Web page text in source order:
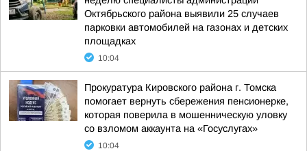
Октябрьского района выявили 25 случаев
парковки автомобилей на газонах и детских
площадках
10:04
Прокуратура Кировского района г. Томска
помогает вернуть сбережения пенсионерке,
которая поверила в мошенническую уловку
со взломом аккаунта на «Госуслугах»
10:04